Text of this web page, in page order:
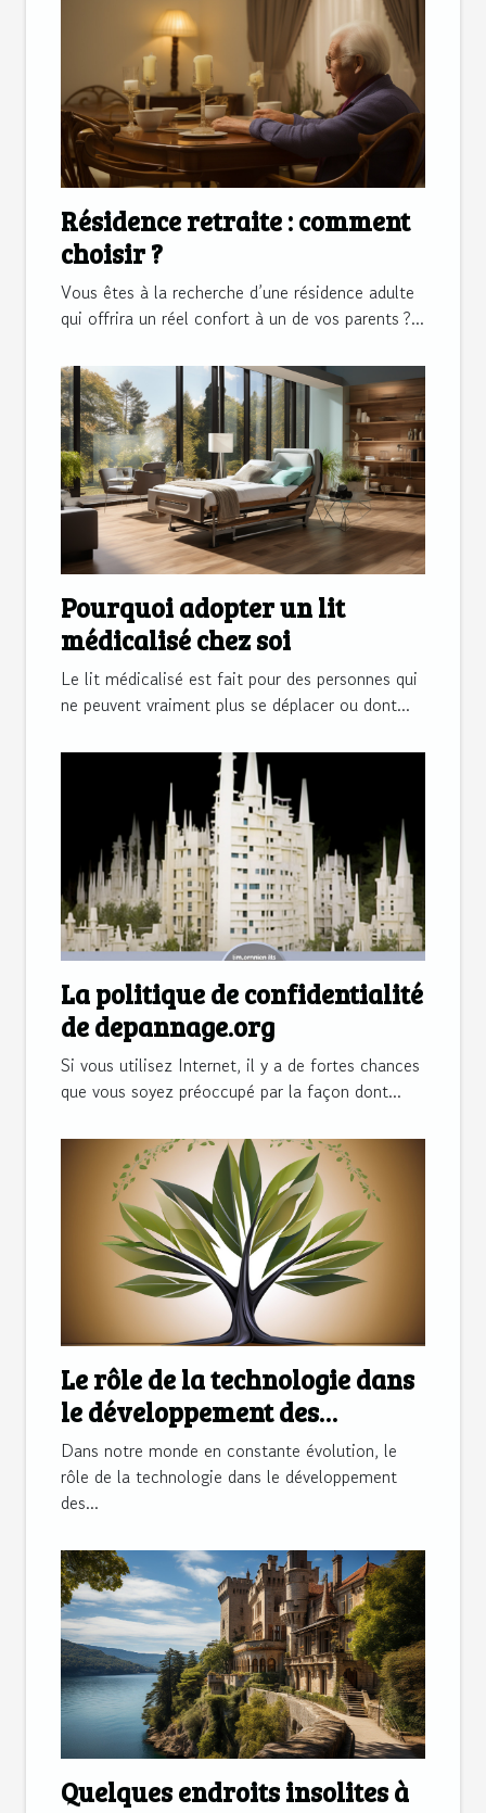
Résidence retraite : comment
choisir ?
Vous êtes à la recherche d’une résidence adulte
qui offrira un réel confort à un de vos parents ?...
Pourquoi adopter un lit
médicalisé chez soi
Le lit médicalisé est fait pour des personnes qui
ne peuvent vraiment plus se déplacer ou dont...
La politique de confidentialité
de depannage.org
Si vous utilisez Internet, il y a de fortes chances
que vous soyez préoccupé par la façon dont...
Le rôle de la technologie dans
le développement des
machines à laver écologiques
Dans notre monde en constante évolution, le
rôle de la technologie dans le développement
des...
Quelques endroits insolites à